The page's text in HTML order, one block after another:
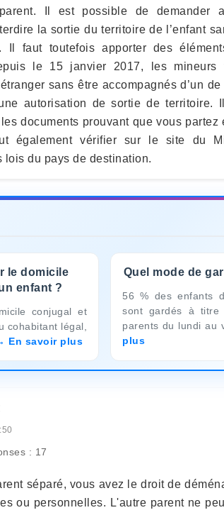
Il est possible de demander
la sortie du territoire de l’enfant
Il faut toutefois apporter des
le 15 janvier 2017, les
sans être accompagnés d’un
autorisation de sortie de territoire.
documents prouvant que vous
également vérifier sur le site du
lois du pays de destination.
le domicile
enfant ?
conjugal et
cohabitant légal,
En savoir plus
Quel mode de
56 % des enfants
sont gardés à titre
parents du lundi au
plus
: 17
séparé, vous avez le droit de
ou personnelles. L'autre parent ne